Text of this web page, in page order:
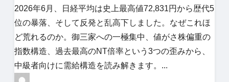
2026年6月、日経平均は史上最高値72,831円から歴代5
位の暴落、そして反発と乱高下しました。なぜこれほ
ど荒れるのか。御三家への一極集中、値がさ株偏重の
指数構造、過去最高のNT倍率という3つの歪みから、
中級者向けに需給構造を読み解きます。...